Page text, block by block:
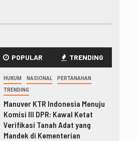
POPULAR TRENDING
HUKUM NASIONAL PERTANAHAN
TRENDING
Manuver KTR Indonesia Menuju
Komisi III DPR: Kawal Ketat
Verifikasi Tanah Adat yang
Mandek di Kementerian